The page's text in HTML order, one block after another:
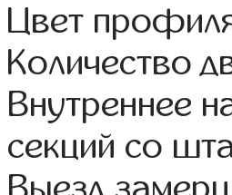
Цвет
Количество
Внутреннее
секций со